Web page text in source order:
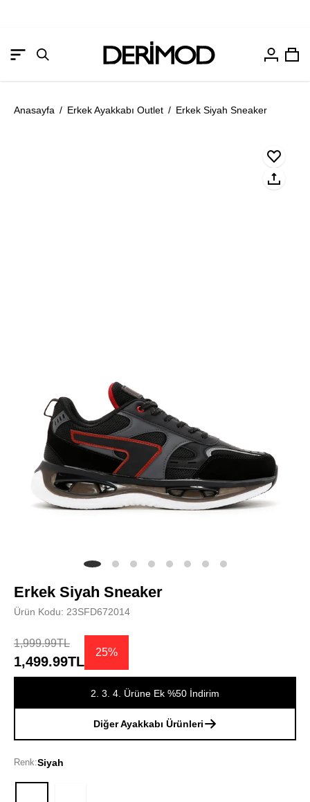
GezinmeArama
Hesabım
Anasayfa / Erkek Ayakkabı Outlet / Erkek Siyah Sneaker
Erkek Siyah Sneaker
Ürün Kodu: 23SFD672014
1,999.99TL
1,499.99TL
25%
2. 3. 4. Ürüne Ek %50 İndirim
Diğer Ayakkabı Ürünleri
Renk:Siyah